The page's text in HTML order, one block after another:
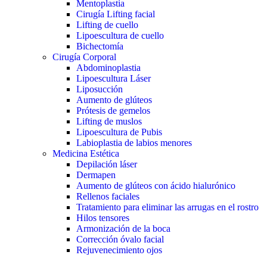
Mentoplastia
Cirugía Lifting facial
Lifting de cuello
Lipoescultura de cuello
Bichectomía
Cirugía Corporal
Abdominoplastia
Lipoescultura Láser
Liposucción
Aumento de glúteos
Prótesis de gemelos
Lifting de muslos
Lipoescultura de Pubis
Labioplastia de labios menores
Medicina Estética
Depilación láser
Dermapen
Aumento de glúteos con ácido hialurónico
Rellenos faciales
Tratamiento para eliminar las arrugas en el rostro
Hilos tensores
Armonización de la boca
Corrección óvalo facial
Rejuvenecimiento ojos